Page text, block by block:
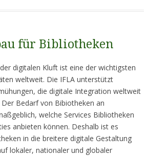
für Bibliotheken
digitalen Kluft ist eine der wichtigsten
weltweit. Die IFLA unterstützt
die digitale Integration weltweit
Der Bedarf von Bibiotheken an
welche Services Bibliotheken
anbieten können. Deshalb ist es
in die breitere digitale Gestaltung
lokaler, nationaler und globaler